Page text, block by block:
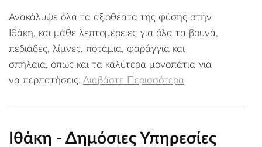
Ανακάλυψε όλα τα αξιοθέατα της φύσης στην
Ιθάκη, και μάθε λεπτομέρειες για όλα τα βουνά,
πεδιάδες, λίμνες, ποτάμια, φαράγγια και
σπήλαια, όπως και τα καλύτερα μονοπάτια για
να περπατήσεις. Διαβάστε Περισσότερα
Ιθάκη - Δημόσιες Υπηρεσίες